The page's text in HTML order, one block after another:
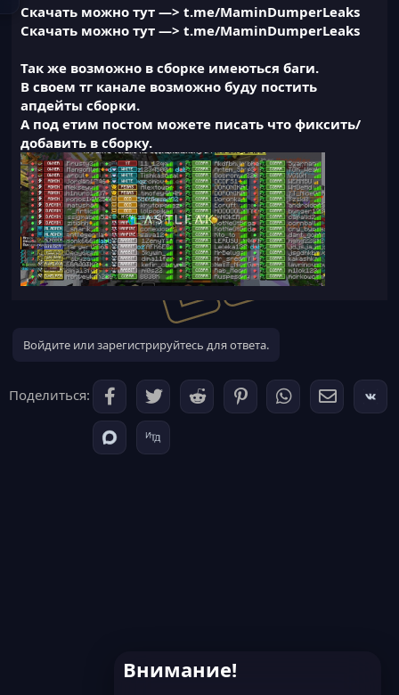
Скачать можно тут —> t.me/MaminDumperLeaks
Скачать можно тут —> t.me/MaminDumperLeaks
Так же возможно в сборке имеються баги.
В своем тг канале возможно буду постить
апдейты сборки.
А под етим постом можете писать что фиксить/
добавить в сборку.
Войдите или зарегистрируйтесь для ответа.
Поделиться:
Внимание!